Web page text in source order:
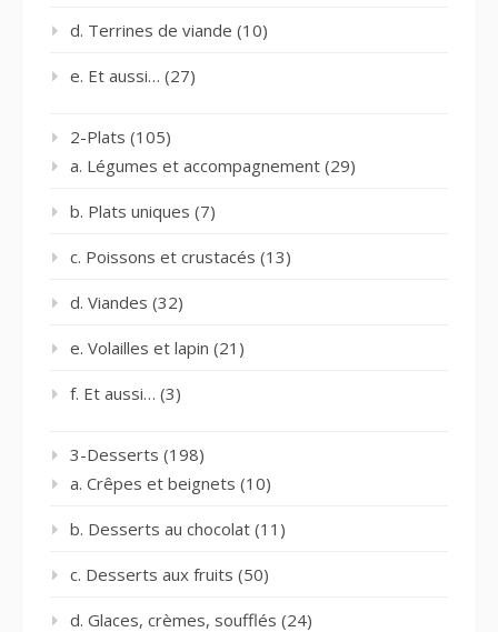
d. Terrines de viande (10)
e. Et aussi… (27)
2-Plats (105)
a. Légumes et accompagnement (29)
b. Plats uniques (7)
c. Poissons et crustacés (13)
d. Viandes (32)
e. Volailles et lapin (21)
f. Et aussi… (3)
3-Desserts (198)
a. Crêpes et beignets (10)
b. Desserts au chocolat (11)
c. Desserts aux fruits (50)
d. Glaces, crèmes, soufflés (24)